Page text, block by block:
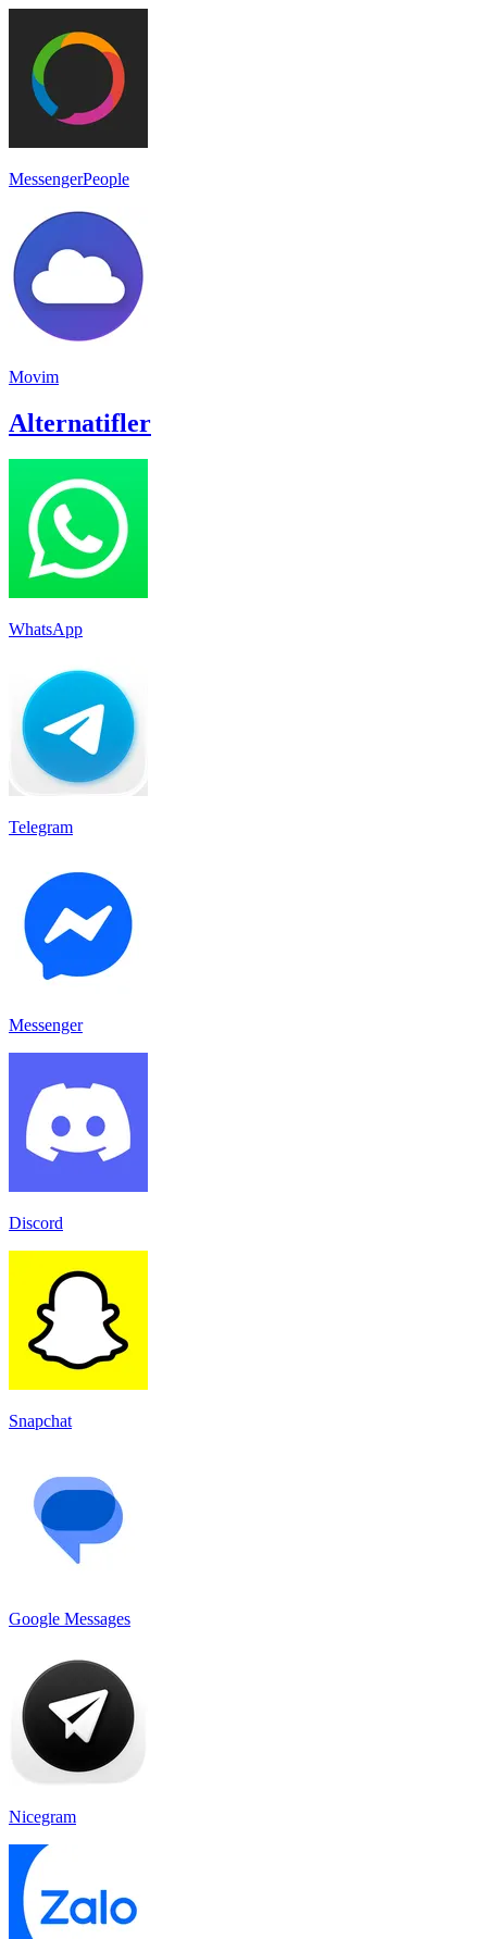
MessengerPeople
Movim
Alternatifler
WhatsApp
Telegram
Messenger
Discord
Snapchat
Google Messages
Nicegram